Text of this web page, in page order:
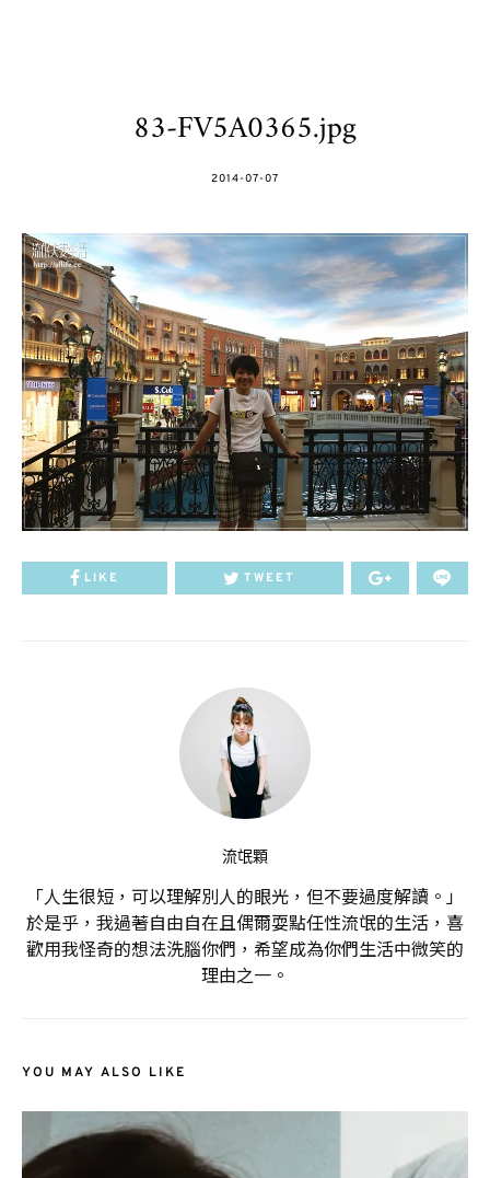
83-FV5A0365.jpg
POSTED
2014-07-07
LIKE TWEET
流氓顆
「人生很短，可以理解別人的眼光，但不要過度解讀。」
於是乎，我過著自由自在且偶爾耍點任性流氓的生活，喜
歡用我怪奇的想法洗腦你們，希望成為你們生活中微笑的
理由之一。
YOU MAY ALSO LIKE